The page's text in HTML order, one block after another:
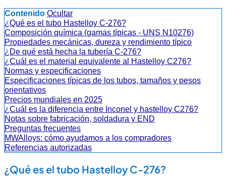
Contenido Ocultar
¿Qué es el tubo Hastelloy C-276?
Composición química (gamas típicas - UNS N10276)
Propiedades mecánicas, dureza y rendimiento típico
¿De qué está hecha la tubería C-276?
¿Cuál es el material equivalente al Hastelloy C276?
Normas y especificaciones
Especificaciones típicas de los tubos, tamaños y pesos
orientativos
Precios mundiales en 2025
¿Cuál es la diferencia entre Inconel y hastelloy C276?
Notas sobre fabricación, soldadura y END
Preguntas frecuentes
MWAlloys: cómo ayudamos a los compradores
Referencias autorizadas
¿Qué es el tubo Hastelloy C-276?